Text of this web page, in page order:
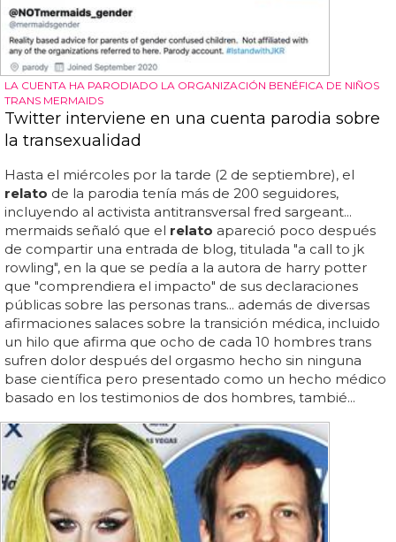
LA CUENTA HA PARODIADO LA ORGANIZACIÓN BENÉFICA DE NIÑOS
TRANS MERMAIDS
Twitter interviene en una cuenta parodia sobre
la transexualidad
Hasta el miércoles por la tarde (2 de septiembre), el
relato de la parodia tenía más de 200 seguidores,
incluyendo al activista antitransversal fred sargeant...
mermaids señaló que el relato apareció poco después
de compartir una entrada de blog, titulada "a call to jk
rowling", en la que se pedía a la autora de harry potter
que "comprendiera el impacto" de sus declaraciones
públicas sobre las personas trans... además de diversas
afirmaciones salaces sobre la transición médica, incluido
un hilo que afirma que ocho de cada 10 hombres trans
sufren dolor después del orgasmo hecho sin ninguna
base científica pero presentado como un hecho médico
basado en los testimonios de dos hombres, tambié...